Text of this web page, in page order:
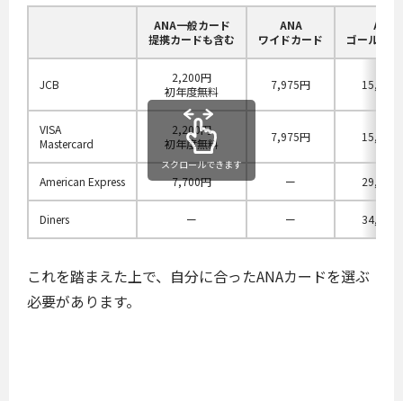
ANA一般カード
提携カードも含む
ANA
ワイドカード
ANA
ゴールド
JCB
2,200円
初年度無料
7,975円 15,400
VISA
Mastercard
2,200円
初年度無料
7,975円 15,400
American Express 7,700円 ー 29,700
Diners ー ー 34,100
スクロールできます
これを踏まえた上で、自分に合ったANAカードを選ぶ
必要があります。